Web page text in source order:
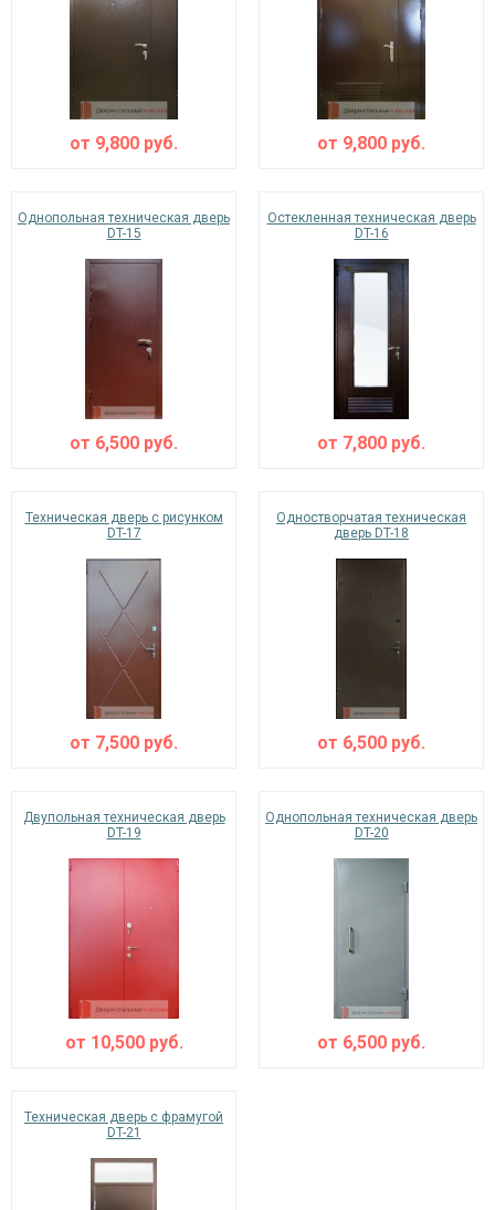
от 9,800 руб. от 9,800 руб.
Однопольная техническая дверь
DT-15
от 6,500 руб.
Остекленная техническая дверь
DT-16
от 7,800 руб.
Техническая дверь с рисунком
DT-17
от 7,500 руб.
Одностворчатая техническая
дверь DT-18
от 6,500 руб.
Двупольная техническая дверь
DT-19
от 10,500руб.
Однопольная техническая дверь
DT-20
от 6,500 руб.
Техническая дверь с фрамугой
DT-21